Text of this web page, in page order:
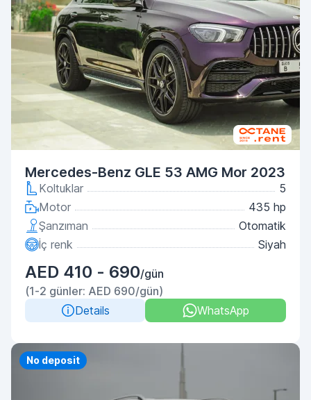
Mercedes-Benz GLE 53 AMG Mor 2023
Koltuklar
5
Motor
435 hp
Şanzıman
Otomatik
İç renk
Siyah
AED 410 - 690/gün
(1-2 günler: AED 690/gün)
Details
WhatsApp
No deposit